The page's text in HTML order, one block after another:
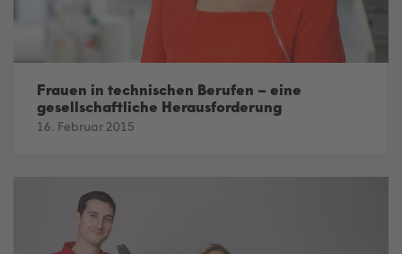
Frauen in technischen Berufen – eine
gesellschaftliche Herausforderung
16. Februar 2015